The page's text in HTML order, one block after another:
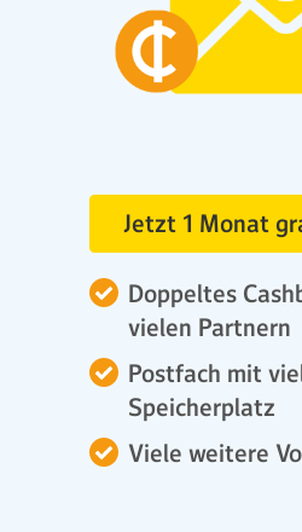
Doppeltes
vielen Partnern
Postfach mit
Speicherplatz
Viele weitere
Jetzt 1 Monat